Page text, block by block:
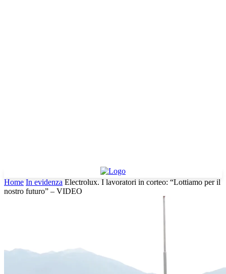
Home In evidenza Electrolux. I lavoratori in corteo: “Lottiamo per il
nostro futuro” – VIDEO